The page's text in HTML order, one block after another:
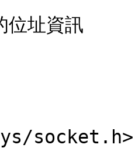
位址資訊
socket.h>